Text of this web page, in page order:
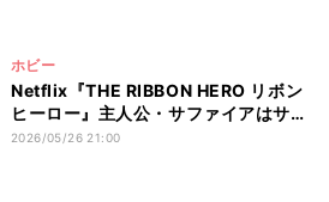
ホビー
Netflix『THE RIBBON HERO リボン
ヒーロー』主人公・サファイアはサー
ヤ(ラランド)、8月8日世界独占配信
2026/05/26 21:00